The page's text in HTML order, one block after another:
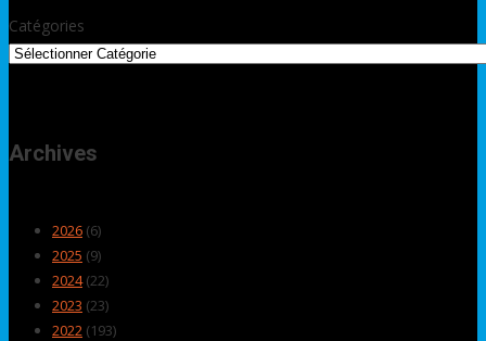
Catégories
Archives
2026 (6)
2025 (9)
2024(22)
2023 (23)
2022 (193)